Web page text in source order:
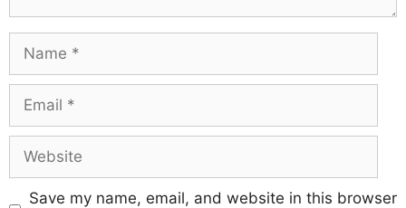
Name
Email
Website
Save my name, email, and website in this browser